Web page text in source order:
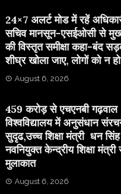
24×7 अलर्ट मोड में रहें
सचिव मानसून-एसईओसी से
की विस्तृत समीक्षा कहा-बंद
शीघ्र खोला जाए, लोगों को न
August 6, 2026
459 करोड़ से एचएनबी गढ़वाल
विश्वविद्यालय में अनुसंधान
सुदृढ,उच्च शिक्षा मंत्री धन
नवनियुक्त केन्द्रीय शिक्षा
मुलाकात
August 6, 2026